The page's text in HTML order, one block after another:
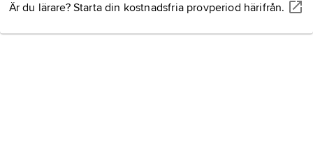
Är du lärare? Starta din kostnadsfria provperiod härifrån.